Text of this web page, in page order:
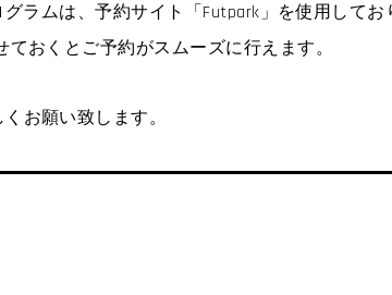
ラムは、予約サイト「Futpark」を使用してお
おくとご予約がスムーズに行えます。
お願い致します。